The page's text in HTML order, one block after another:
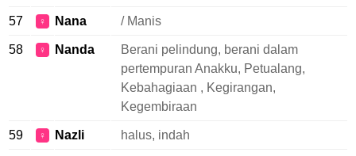
57 ♀ Nana / Manis
58 ♀ Nanda
Berani pelindung, berani dalam
pertempuran Anakku, Petualang,
Kebahagiaan , Kegirangan,
Kegembiraan
59 ♀ Nazli halus, indah